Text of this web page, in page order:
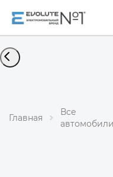
Главная
Все
автомобили